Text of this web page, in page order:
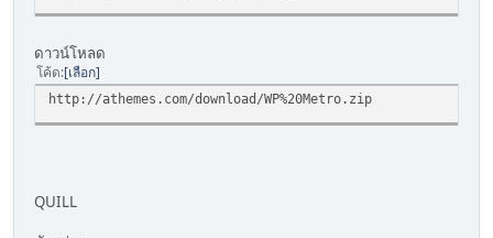
ดาวน์โหลด
โค้ด เลือก
http://athemes.com/download/WP%20Metro.zip
QUILL